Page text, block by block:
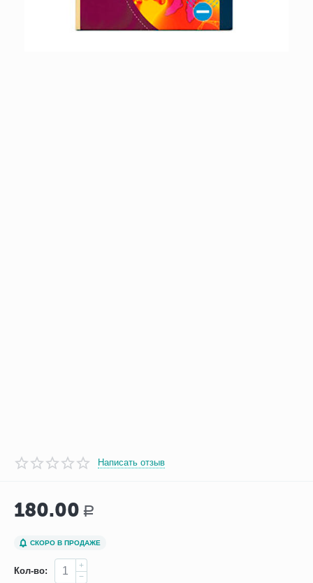
Написать отзыв
180.00 Р
СКОРО В ПРОДАЖЕ
Кол-во:
+
−